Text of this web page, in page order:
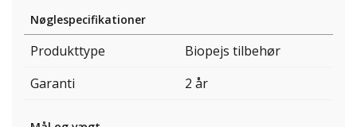
Nøglespecifikationer
Produkttype
Biopejs tilbehør
Garanti
2 år